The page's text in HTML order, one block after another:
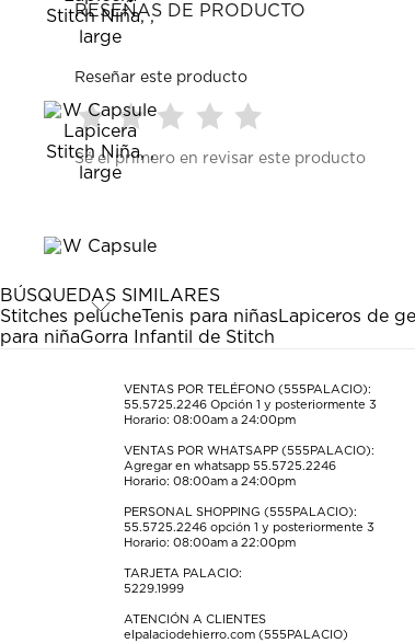
RESEÑAS DE PRODUCTO
Reseñar este producto
Seleccionar
para
calificar
con
estrella
Esta
acción
abrirá
formulario
Seleccionar
para
calificar
con
estrellas.
Esta
acción
abrirá
formulario
de
para
con
estrellas.
Esta
acción
abrirá
formulario
de
para
estrellas.
Esta
acción
abrirá
formulario
de
para
Esta
acción
abrirá
formulario
de
envío.
Sé el primero en revisar este producto
BÚSQUEDAS SIMILARES
Stitches pelucheTenis para niñasLapiceros de gel
para niñaGorra Infantil de Stitch
VENTAS POR TELÉFONO (555PALACIO):
55.5725.2246 Opción 1 y posteriormente 3
Horario: 08:00am a 24:00pm
VENTAS POR WHATSAPP (555PALACIO):
Agregar en whatsapp 55.5725.2246
Horario: 08:00am a 24:00pm
PERSONAL SHOPPING (555PALACIO):
55.5725.2246 opción 1 y posteriormente 3
Horario: 08:00am a 22:00pm
TARJETA PALACIO:
5229.1999
ATENCIÓN A CLIENTES
elpalaciodehierro.com (555PALACIO)